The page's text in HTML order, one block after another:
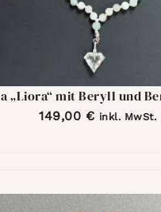
„Liora“ mit Beryll und
149,00 € inkl. MwSt.